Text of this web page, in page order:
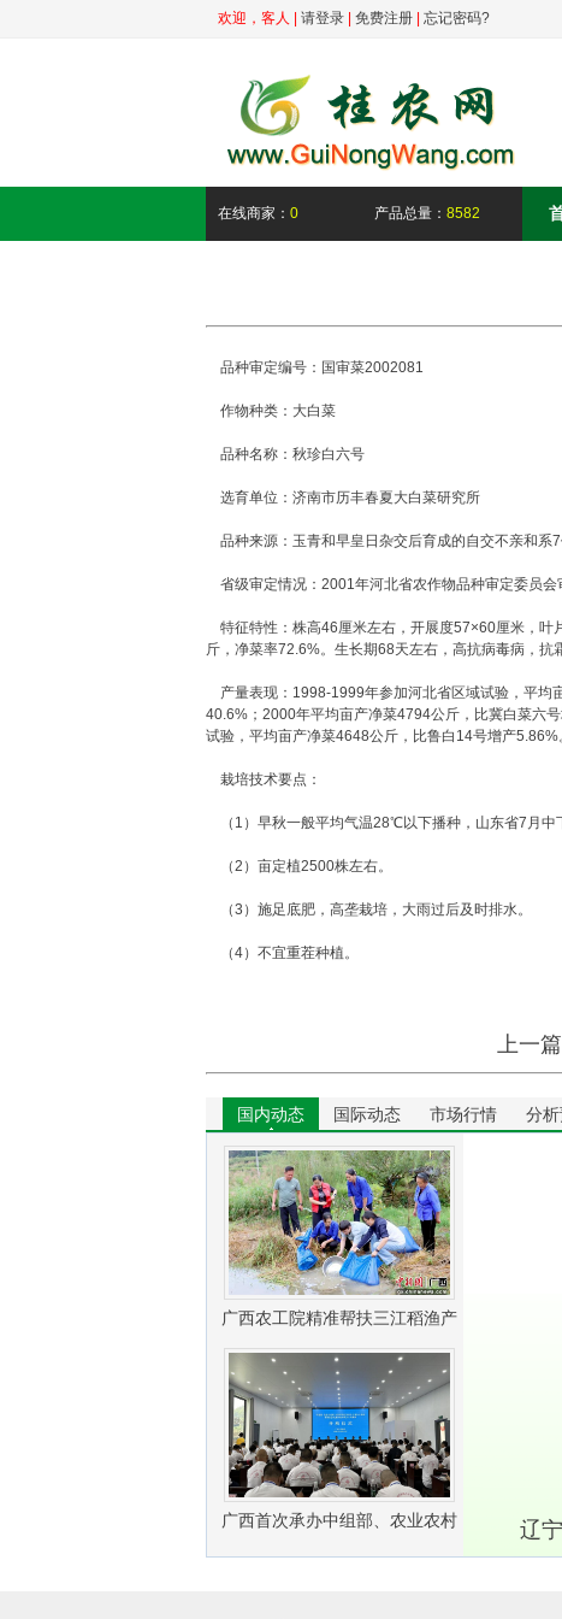
欢迎， 客人 请登录| 免费注册| 忘记密码?
在线商家： 0 产品总量： 8582
品种审定编号：国审菜2002081
作物种类：大白菜
品种名称：秋珍白六号
选育单位：济南市历丰春夏大白菜研究所
品种来源：玉青和早皇日杂交后育成的自交不亲和系
省级审定情况：2001年河北省农作物品种审定委员
特征特性：株高46厘米左右，开展度57×60厘米，叶
斤，净菜率72.6%。生长期68天左右，高抗病毒病，抗
产量表现：1998-1999年参加河北省区域试验，平均
40.6%；2000年平均亩产净菜4794公斤，比冀白菜六
试验，平均亩产净菜4648公斤，比鲁白14号增产5.86%
栽培技术要点：
（1）早秋一般平均气温28℃以下播种，山东省7月中
（2）亩定植2500株左右。
（3）施足底肥，高垄栽培，大雨过后及时排水。
（4）不宜重茬种植。
上一篇
国内动态 国际动态 市场行情 分析
广西农工院精准帮扶三江稻渔产
业振兴
广西首次承办中组部、农业农村
部农村实用人才 带头人培训兽医
辽